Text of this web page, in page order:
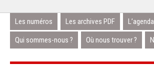
Les numéros Les archives PDF L’agenda
Qui sommes-nous ? Où nous trouver ?